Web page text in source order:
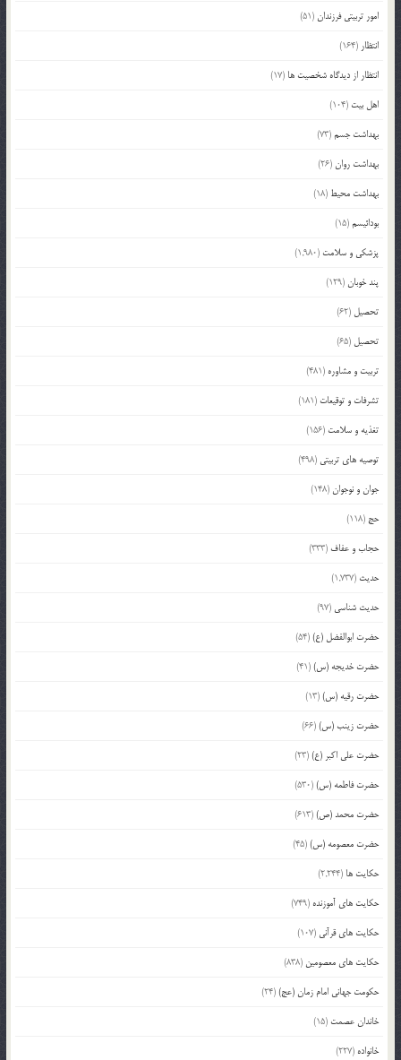
امور تربیتی فرزندان(51)
انتظار (164)
انتظار از دیدگاه شخصیت ها (17)
اهل بیت (104)
بهداشت جسم(73)
بهداشت روان(26)
بهداشت محیط (18)
بودائیسم(15)
پزشکی و سلامت (1,980)
پند خوبان(129)
تحصیل (62)
تحصیل (65)
تربیت و مشاوره (481)
تشرفات و توقیعات (181)
تغذیه و سلامت (156)
توصیه های تربیتی (498)
جوان و نوجوان(148)
حج (118)
حجاب و عفاف (333)
حدیث (1,737)
حدیث شناسی (97)
حضرت ابوالفضل (ع)(54)
حضرت خدیجه (س)(41)
حضرت رقیه (س)(13)
حضرت زینب (س)(66)
حضرت علی اکبر (ع)(23)
حضرت فاطمه (س)(530)
حضرت محمد (ص)(613)
حضرت معصومه (س)(45)
حکایت ها (2,244)
حکایت های آموزنده (749)
حکایت های قرآنی (107)
حکایت های معصومین (838)
حکومت جهانی امام زمان (عج)(24)
خاندان عصمت (15)
خانواده (227)